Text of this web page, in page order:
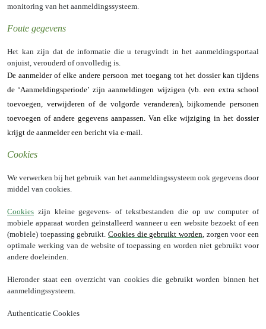
monitoring van het aanmeldingssysteem.
Foute gegevens
Het kan zijn dat de informatie die u terugvindt in het aanmeldingsportaal
onjuist, verouderd of onvolledig is.
De aanmelder of elke andere persoon met toegang tot het dossier kan tijdens
de ‘Aanmeldingsperiode’ zijn aanmeldingen wijzigen (vb. een extra school
toevoegen, verwijderen of de volgorde veranderen), bijkomende personen
toevoegen of andere gegevens aanpassen. Van elke wijziging in het dossier
krijgt de aanmelder een bericht via e-mail.
Cookies
We verwerken bij het gebruik van het aanmeldingssysteem ook gegevens door
middel van cookies.
Cookies zijn kleine gegevens- of tekstbestanden die op uw computer of
mobiele apparaat worden geïnstalleerd wanneer u een website bezoekt of een
(mobiele) toepassing gebruikt. Cookies die gebruikt worden, zorgen voor een
optimale werking van de website of toepassing en worden niet gebruikt voor
andere doeleinden.
Hieronder staat een overzicht van cookies die gebruikt worden binnen het
aanmeldingssysteem.
Authenticatie Cookies